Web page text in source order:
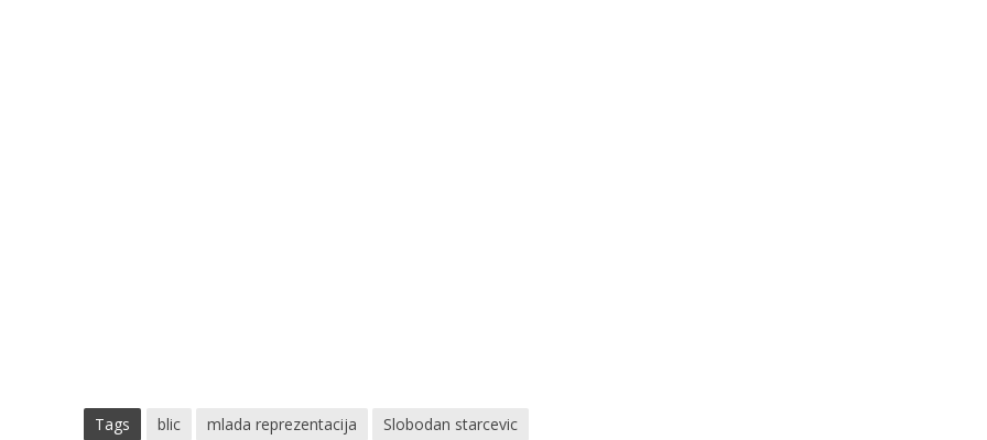
Tags blic mlada reprezentacija Slobodan starcevic